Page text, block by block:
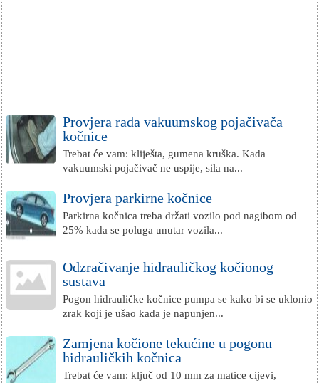
Provjera rada vakuumskog pojačivača
kočnice
Trebat će vam: kliješta, gumena kruška. Kada
vakuumski pojačivač ne uspije, sila na...
Provjera parkirne kočnice
Parkirna kočnica treba držati vozilo pod nagibom od
25% kada se poluga unutar vozila...
Odzračivanje hidrauličkog kočionog
sustava
Pogon hidrauličke kočnice pumpa se kako bi se uklonio
zrak koji je ušao kada je napunjen...
Zamjena kočione tekućine u pogonu
hidrauličkih kočnica
Trebat će vam: ključ od 10 mm za matice cijevi,